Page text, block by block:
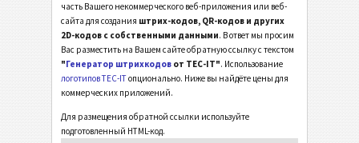
часть Вашего некоммерческого веб-приложения или веб-
сайта для создания штрих-кодов, QR-кодов и других
2D-кодов с собственными данными. В ответ мы просим
Вас разместить на Вашем сайте обратную ссылку с текстом
"Генератор штрихкодов от TEC-IT". Использование
логотипов TEC-ITопционально. Ниже вы найдёте цены для
коммерческих приложений.
Для размещения обратной ссылки используйте
подготовленный HTML-код.